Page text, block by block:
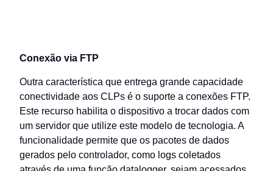
Conexão via FTP
Outra característica que entrega grande capacidade
conectividade aos CLPs é o suporte a conexões FTP.
Este recurso habilita o dispositivo a trocar dados com
um servidor que utilize este modelo de tecnologia. A
funcionalidade permite que os pacotes de dados
gerados pelo controlador, como logs coletados